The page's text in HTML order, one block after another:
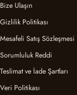
Bize Ulaşın
Gizlilik Politikası
Mesafeli Satış Sözleşmesi
Sorumluluk Reddi
Teslimat ve İade Şartları
Veri Politikası